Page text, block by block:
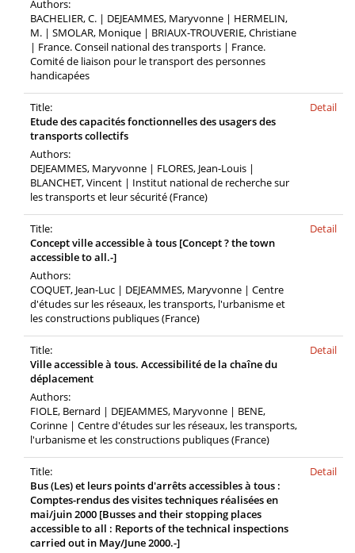
Authors:
BACHELIER, C. | DEJEAMMES, Maryvonne | HERMELIN,
M. | SMOLAR, Monique | BRIAUX-TROUVERIE, Christiane
| France. Conseil national des transports | France.
Comité de liaison pour le transport des personnes
handicapées
Title:
Etude des capacités fonctionnelles des usagers des
transports collectifs
Authors:
DEJEAMMES, Maryvonne | FLORES, Jean-Louis |
BLANCHET, Vincent | Institut national de recherche sur
les transports et leur sécurité (France)
Detail
Title:
Concept ville accessible à tous [Concept ? the town
accessible to all.-]
Authors:
COQUET, Jean-Luc | DEJEAMMES, Maryvonne | Centre
d'études sur les réseaux, les transports, l'urbanisme et
les constructions publiques (France)
Detail
Title:
Ville accessible à tous. Accessibilité de la chaîne du
déplacement
Authors:
FIOLE, Bernard | DEJEAMMES, Maryvonne | BENE,
Corinne | Centre d'études sur les réseaux, les transports,
l'urbanisme et les constructions publiques (France)
Detail
Title:
Bus (Les) et leurs points d'arrêts accessibles à tous :
Comptes-rendus des visites techniques réalisées en
mai/juin 2000 [Busses and their stopping places
accessible to all : Reports of the technical inspections
carried out in May/June 2000.-]
Detail